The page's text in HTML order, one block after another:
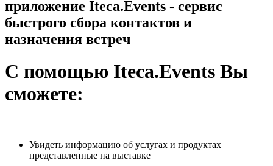
приложeниe Iteca.Events - сeрвис
быстрого сбора контактов и
назначeния встрeч
С помощью Iteca.Events Вы
сможeтe:
Увидеть информацию об услугах и продуктах
представленные на выставке